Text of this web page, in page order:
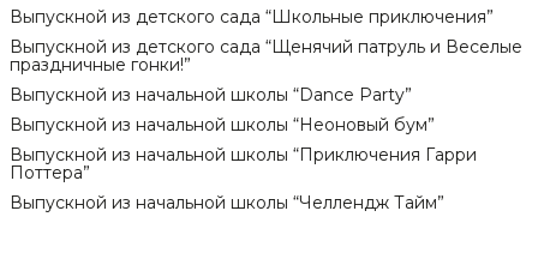
Выпускной из детского сада “Школьные приключения”
Выпускной из детского сада “Щенячий патруль и Веселые
праздничные гонки!”
Выпускной из начальной школы “Dance Party”
Выпускной из начальной школы “Неоновый бум”
Выпускной из начальной школы “Приключения Гарри
Поттера”
Выпускной из начальной школы “Челлендж Тайм”